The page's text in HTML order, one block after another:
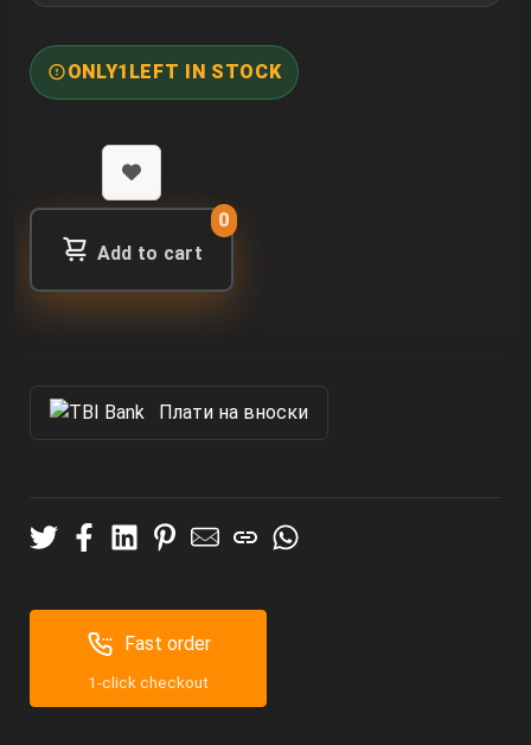
ONLY1 LEFT IN STOCK
Add to cart
0
Πлати на вноски
Fast order
1-click checkout